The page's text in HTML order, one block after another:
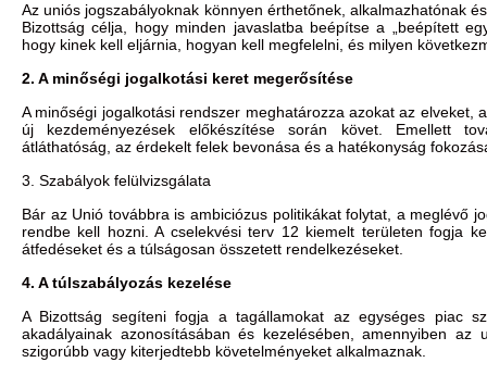
Az uniós jogszabályoknak könnyen érthetőnek, alkalmazhatónak
Bizottság célja, hogy minden javaslatba beépítse a „beépített
hogy kinek kell eljárnia, hogyan kell megfelelni, és milyen
2. A minőségi jogalkotási keret megerősítése
A minőségi jogalkotási rendszer meghatározza azokat az elveket,
új kezdeményezések előkészítése során követ. Emellett
átláthatóság, az érdekelt felek bevonása és a hatékonyság
3. Szabályok felülvizsgálata
Bár az Unió továbbra is ambiciózus politikákat folytat, a meglévő
rendbe kell hozni. A cselekvési terv 12 kiemelt területen fogja
átfedéseket és a túlságosan összetett rendelkezéseket.
4. A túlszabályozás kezelése
A Bizottság segíteni fogja a tagállamokat az egységes piac
akadályainak azonosításában és kezelésében, amennyiben az
szigorúbb vagy kiterjedtebb követelményeket alkalmaznak.